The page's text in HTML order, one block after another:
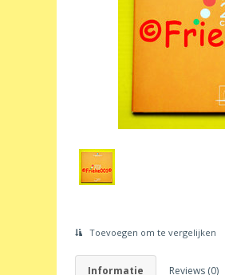
Toevoegen om te vergelijken
Informatie Reviews (0)